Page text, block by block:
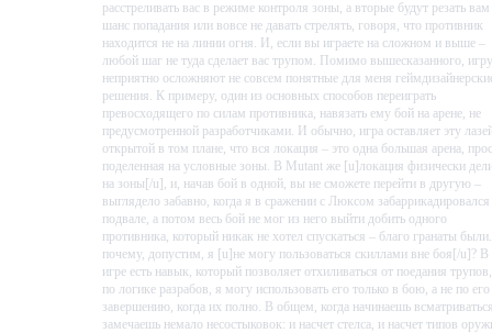
расстреливать вас в режиме контроля зоны, а вторые будут резать вам
шанс попадания или вовсе не давать стрелять, говоря, что противник
находится не на линии огня. И, если вы играете на сложном и выше –
любой шаг не туда сделает вас трупом. Помимо вышесказанного, игру
неприятно осложняют не совсем понятные для меня
решения. К примеру, один из основных способов переиграть
превосходящего по силам противника, навязать ему бой на арене, не
предусмотренной разработчиками. И обычно, игра оставляет эту
открытой в том плане, что вся локация – это одна большая арена,
поделенная на условные зоны. В Mutant же [u]локация физически
на зоны[/u], и, начав бой в одной, вы не сможете перейти в другую –
выглядело забавно, когда я в сражении с Люксом
подвале, а потом весь бой не мог из него выйти добить одного
противника, который никак не хотел спускаться – благо гранаты
почему, допустим, я [u]не могу пользоваться скиллами вне боя[/u]? В
игре есть навык, который позволяет отхиливаться от поедания
по логике разрабов, я могу использовать его только в бою, а не по его
завершению, когда их полно. В общем, когда начинаешь
замечаешь немало несостыковок: и насчет стелса, и насчет типов